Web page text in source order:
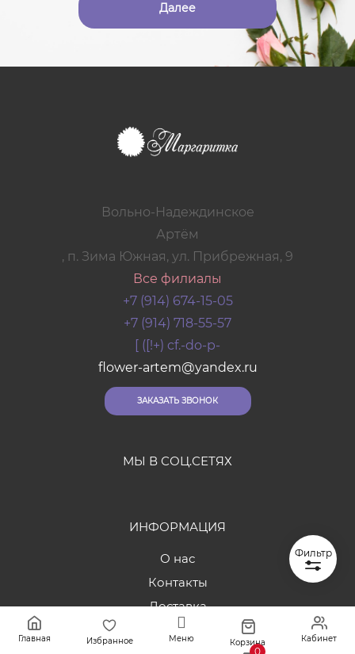
Главная Избранное Меню Корзина
0
Кабинет
Далее
Артём
Вольно-Надеждинское
, п. Зима Южная, ул. Прибрежная, 9
Все филиалы
+7 (914) 674-15-05
+7 (914) 718-55-57
[ ([!+) cf.-do-p-
flower-artem@yandex.ru
ЗАКАЗАТЬ ЗВОНОК
МЫ В СОЦ.СЕТЯХ
ИНФОРМАЦИЯ
О нас
Контакты
Доставка
Оплата
Фильтр